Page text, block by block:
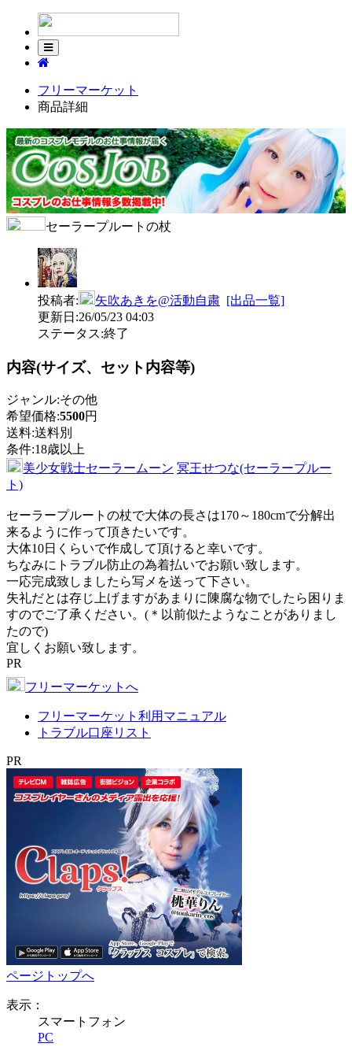
フリーマーケット
商品詳細
セーラープルートの杖
投稿者: 矢吹あきを@活動自粛 [出品一覧]
更新日:26/05/23 04:03
ステータス:終了
内容(サイズ、セット内容等)
ジャンル:その他
希望価格:5500円
送料:送料別
条件:18歳以上
美少女戦士セーラームーン 冥王せつな(セーラープルー
ト)
セーラープルートの杖で大体の長さは170～180cmで分解出
来るように作って頂きたいです。
大体10日くらいで作成して頂けると幸いです。
ちなみにトラブル防止の為着払いでお願い致します。
一応完成致しましたら写メを送って下さい。
失礼だとは存じ上げますがあまりに陳腐な物でしたら困りま
すのでご了承ください。(＊以前似たようなことがありまし
たので)
宜しくお願い致します。
PR
フリーマーケットへ
フリーマーケット利用マニュアル
トラブル口座リスト
PR
ページトップへ
表示：
スマートフォン
PC